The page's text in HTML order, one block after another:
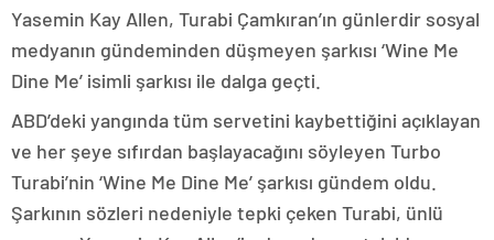
Yasemin Kay Allen, Turabi Çamkıran’ın günlerdir sosyal
medyanın gündeminden düşmeyen şarkısı ‘Wine Me
Dine Me’ isimli şarkısı ile dalga geçti.
ABD’deki yangında tüm servetini kaybettiğini açıklayan
ve her şeye sıfırdan başlayacağını söyleyen Turbo
Turabi’nin ‘Wine Me Dine Me’ şarkısı gündem oldu.
Şarkının sözleri nedeniyle tepki çeken Turabi, ünlü